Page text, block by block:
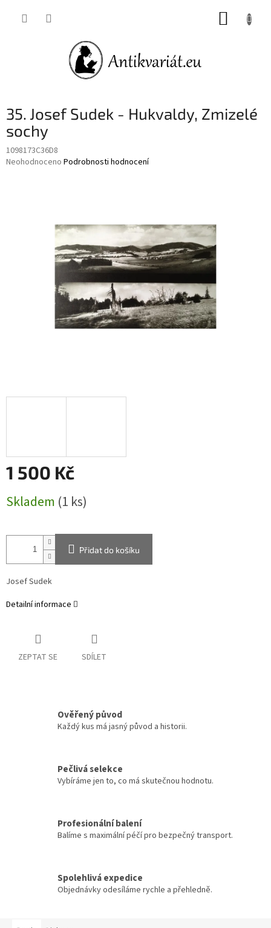
35. Josef Sudek - Hukvaldy, Zmizelé
sochy
1098173C36D8
Průměrné
Neohodnoceno Podrobnosti hodnocení
1 500 Kč
cena:
Skladem (1 ks)
Přidat do košíku
Josef Sudek
Detailní informace
ZEPTAT SE SDÍLET
Ověřený původ
Každý kus má jasný původ a historii.
Pečlivá selekce
Vybíráme jen to, co má skutečnou hodnotu.
Profesionální balení
Balíme s maximální péčí pro bezpečný transport.
Spolehlivá expedice
Objednávky odesíláme rychle a přehledně.